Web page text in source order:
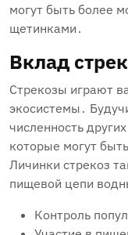
могут быть более
щетинками․
Вклад
Стрекозы играют
экосистемы․
численность
которые могут
Личинки стрекоз
пищевой цепи
Контроль